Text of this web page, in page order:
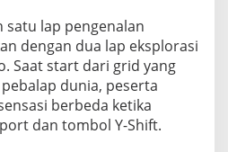
satu lap pengenalan
dengan dua lap eksplorasi
Saat start dari grid yang
dunia, peserta
berbeda ketika
dan tombol Y-Shift.